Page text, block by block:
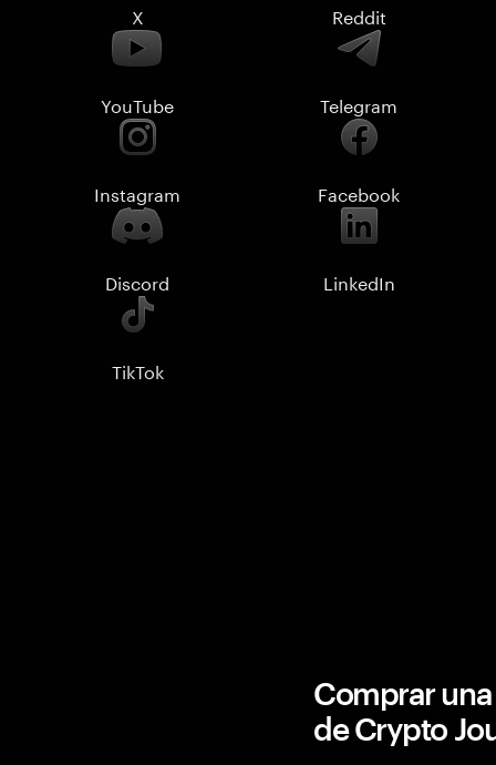
X Reddit
YouTube Telegram
Instagram Facebook
Discord LinkedIn
TikTok
Comprar
de Crypto